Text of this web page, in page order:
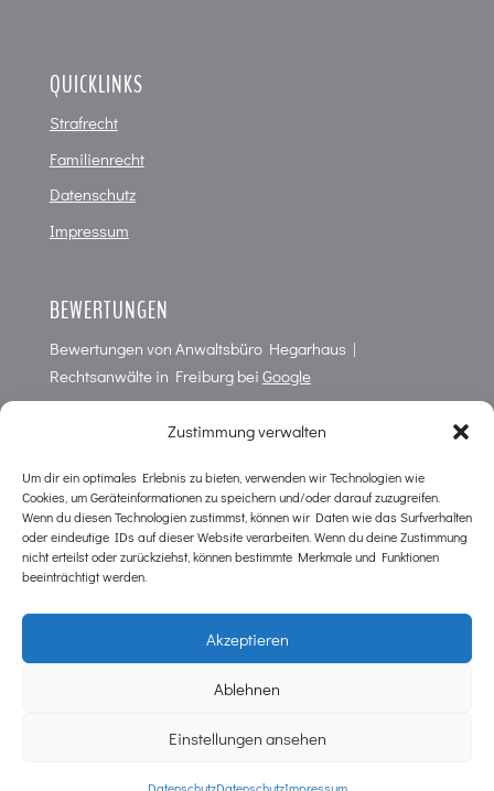
Zustimmung verwalten
Um dir ein optimales Erlebnis zu bieten, verwenden wir Technologien wie
Cookies, um Geräteinformationen zu speichern und/oder darauf zuzugreifen.
Wenn du diesen Technologien zustimmst, können wir Daten wie das Surfverhalten
oder eindeutige IDs auf dieser Website verarbeiten. Wenn du deine Zustimmung
nicht erteilst oder zurückziehst, können bestimmte Merkmale und Funktionen
beeinträchtigt werden.
Akzeptieren
Ablehnen
Einstellungen ansehen
QUICKLINKS
Strafrecht
Familienrecht
Datenschutz
Impressum
BEWERTUNGEN
Bewertungen von Anwaltsbüro Hegarhaus |
Rechtsanwälte in Freiburgbei Google
KONTAKT
Anwaltsbüro im Hegarhaus
Wilhelmstr. 10
Tel. NOTFALL Strafrecht 0761 / 38 79 2 16